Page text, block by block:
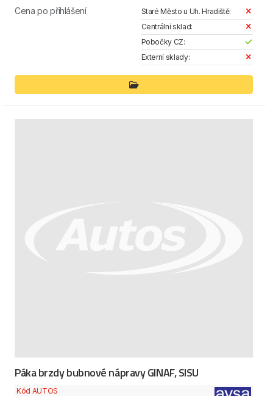
Cena po přihlášení
Staré Město u Uh. Hradiště:
Centrální sklad:
Pobočky CZ:
Externí sklady:
Páka brzdy bubnové nápravy GINAF, SISU
Kód AUTOS